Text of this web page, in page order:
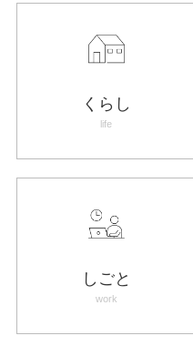
くらし
life
しごと
work